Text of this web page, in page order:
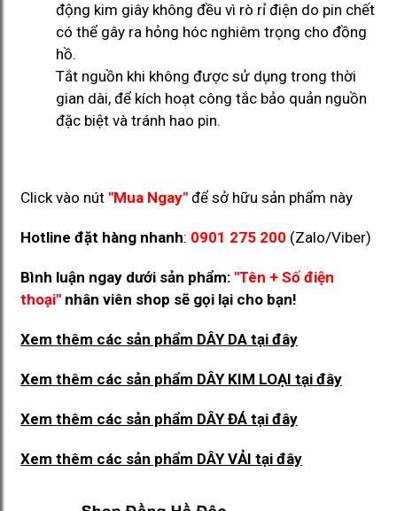
động kim giây không đều vì rò rỉ điện do pin chết
có thể gây ra hỏng hóc nghiêm trọng cho đồng
hồ.
Tắt nguồn khi không được sử dụng trong thời
gian dài, để kích hoạt công tắc bảo quản nguồn
đặc biệt và tránh hao pin.
Click vào nút "Mua Ngay" để sở hữu sản phẩm này
Hotline đặt hàng nhanh: 0901 275 200 (Zalo/Viber)
Bình luận ngay dưới sản phẩm: "Tên + Số điện
thoại" nhân viên shop sẽ gọi lại cho bạn!
Xem thêm các sản phẩm DÂY DA tại đây
Xem thêm các sản phẩm DÂY KIM LOẠI tại đây
Xem thêm các sản phẩm DÂY ĐÁ tại đây
Xem thêm các sản phẩm DÂY VẢI tại đây